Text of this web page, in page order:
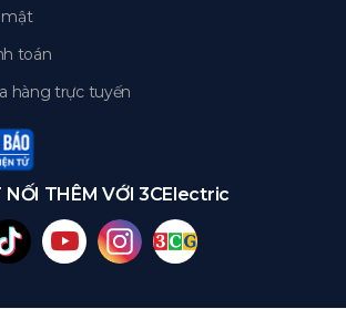
mật
toán
hàng trực tuyến
NỐI THÊM VỚI 3CElectric